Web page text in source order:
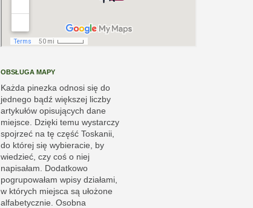
OBSŁUGA MAPY
Każda pinezka odnosi się do
jednego bądź większej liczby
artykułów opisujących dane
miejsce. Dzięki temu wystarczy
spojrzeć na tę część Toskanii,
do której się wybieracie, by
wiedzieć, czy coś o niej
napisałam. Dodatkowo
pogrupowałam wpisy działami,
w których miejsca są ułożone
alfabetycznie. Osobna